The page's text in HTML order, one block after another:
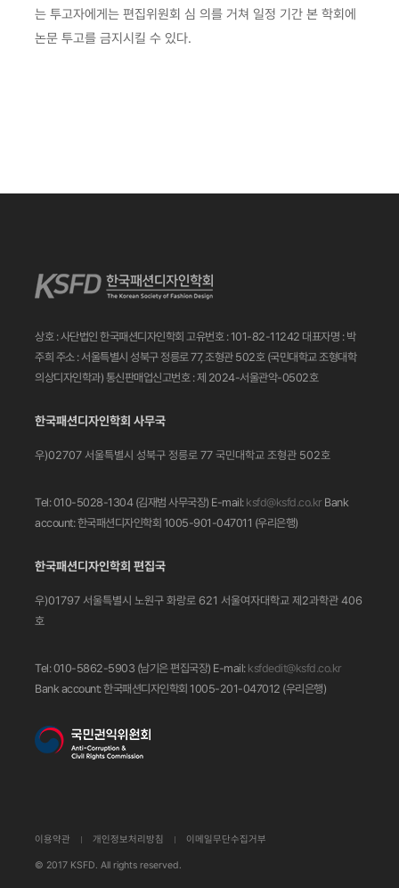
는 투고자에게는 편집위원회 심 의를 거쳐 일정 기간 본 학회에
논문 투고를 금지시킬 수 있다.
상호 : 사단법인 한국패션디자인학회 고유번호 : 101-82-11242 대표자명 : 박
주희 주소 : 서울특별시 성북구 정릉로 77, 조형관 502호 (국민대학교 조형대학
의상디자인학과) 통신판매업신고번호 : 제 2024-서울관악-0502호
한국패션디자인학회 사무국
우)02707 서울특별시 성북구 정릉로 77 국민대학교 조형관 502호
Tel: 010-5028-1304 (김재범 사무국장) E-mail: ksfd@ksfd.co.kr Bank
account: 한국패션디자인학회 1005-901-047011 (우리은행)
한국패션디자인학회 편집국
우)01797 서울특별시 노원구 화랑로 621 서울여자대학교 제2과학관 406
호
Tel: 010-5862-5903 (남기은 편집국장) E-mail: ksfdedit@ksfd.co.kr
Bank account: 한국패션디자인학회 1005-201-047012 (우리은행)
이용약관 개인정보처리방침 이메일무단수집거부
© 2017 KSFD. All rights reserved.